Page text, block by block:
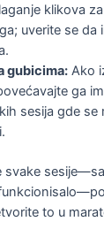
klikova
uverite se da
gubicima: Ako
ga
sesija gde se
svake
to u